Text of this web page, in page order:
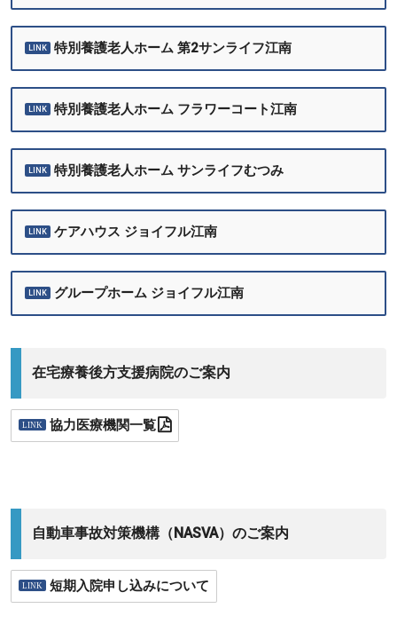
特別養護老人ホーム 第2サンライフ江南
特別養護老人ホーム フラワーコート江南
特別養護老人ホーム サンライフむつみ
ケアハウス ジョイフル江南
グループホーム ジョイフル江南
在宅療養後方支援病院のご案内
協力医療機関一覧
自動車事故対策機構（NASVA）のご案内
短期入院申し込みについて